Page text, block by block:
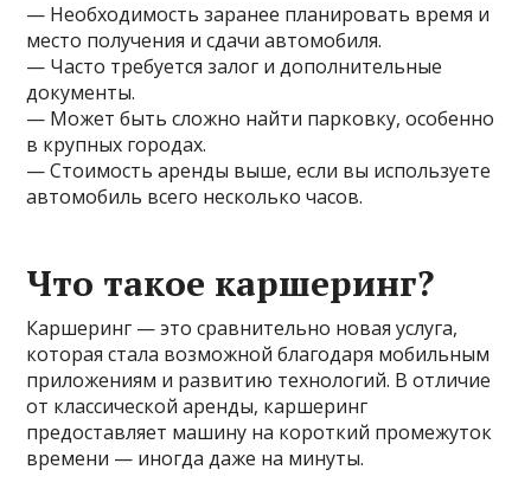
— Необходимость заранее планировать время и
место получения и сдачи автомобиля.
— Часто требуется залог и дополнительные
документы.
— Может быть сложно найти парковку, особенно
в крупных городах.
— Стоимость аренды выше, если вы используете
автомобиль всего несколько часов.
Что такое каршеринг?
Каршеринг — это сравнительно новая услуга,
которая стала возможной благодаря мобильным
приложениям и развитию технологий. В отличие
от классической аренды, каршеринг
предоставляет машину на короткий промежуток
времени — иногда даже на минуты.